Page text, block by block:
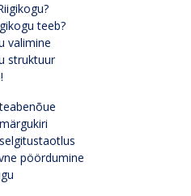
teeb?
valimine
struktuur
pöördumine